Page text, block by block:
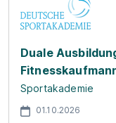
Duale
Sportakademie
01.10.2026